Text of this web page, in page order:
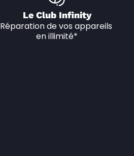
Le Club Infinity
Réparation de vos appareils
en illimité*